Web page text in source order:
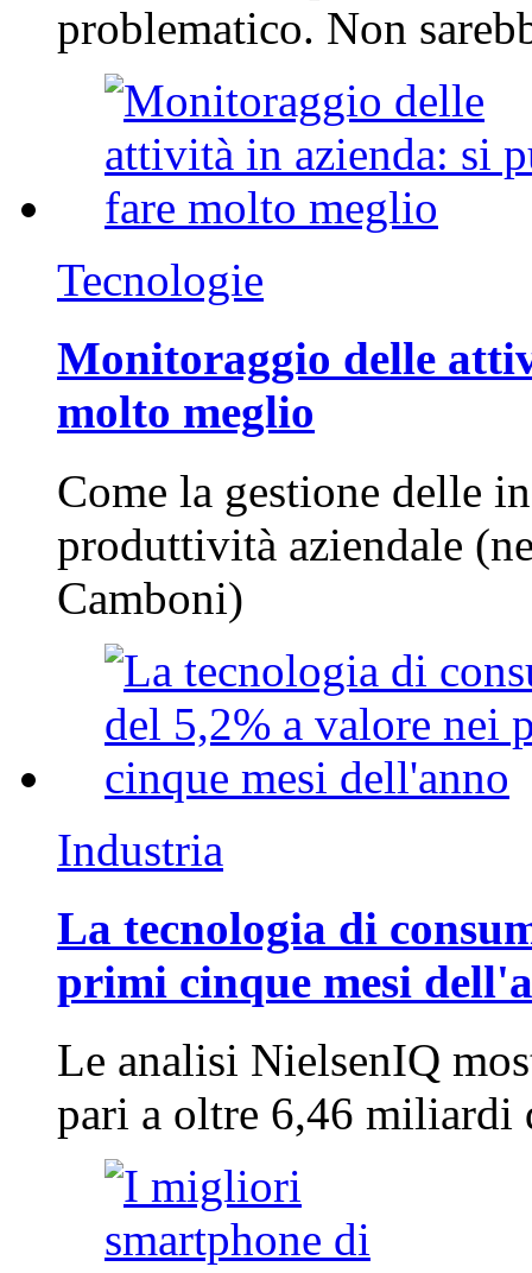
problematico. Non
Tecnologie
Monitoraggio delle
molto meglio
Come la gestione delle
produttività aziendale
Camboni)
Industria
La tecnologia di
primi cinque mesi
Le analisi NielsenIQ
pari a oltre 6,46